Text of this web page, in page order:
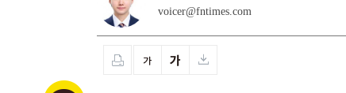
voicer@fntimes.com